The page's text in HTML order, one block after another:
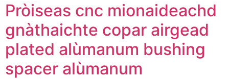
Pròiseas cnc mionaideachd
gnàthaichte copar airgead
plated alùmanum bushing
spacer alùmanum